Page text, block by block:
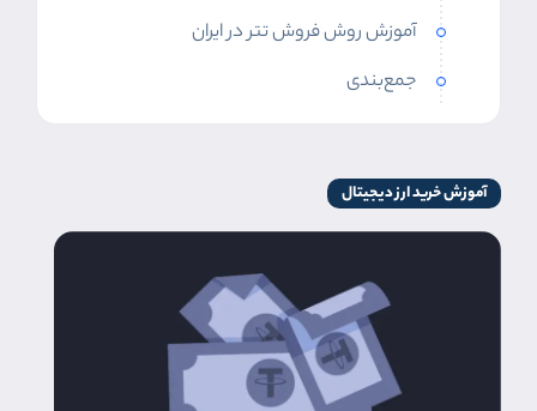
آموزش روش فروش تتر در ایران
جمع‌بندی
آموزش خرید ارز دیجیتال